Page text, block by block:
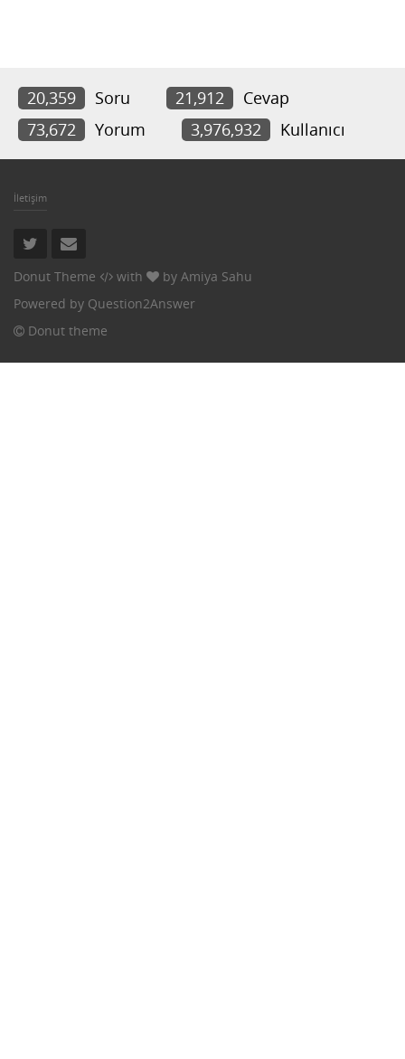
20,359 Soru 21,912
Cevap
73,672
Yorum 3,976,932 Kullanıcı
İletişim
Donut Theme with by Amiya Sahu
Powered by Question2Answer
Donut theme